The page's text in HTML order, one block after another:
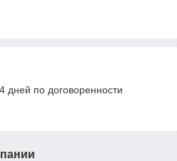
дней по договоренности